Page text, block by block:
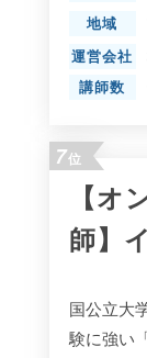
地域
運営会社
講師数
7位
【オ
師】
国公立大
験に強い